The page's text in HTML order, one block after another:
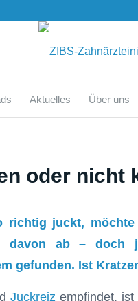
Aktuelles Über uns
oder nicht
richtig juckt,
davon ab – doch
gefunden. Ist
Juckreizempfindet, ist